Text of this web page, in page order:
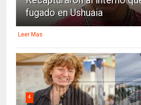
fugado en Ushuaia
Leer Mas
4